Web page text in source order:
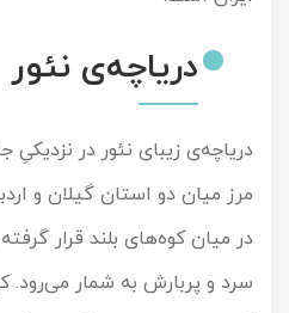
دریاچه‌ی نئور
دریاچه‌ی زیبای نئور در نزدیکیِ
مرز میان دو استان گیلان و
در میان کوه‌های بلند قرار
سرد و پربارش به شمار می‌رود.